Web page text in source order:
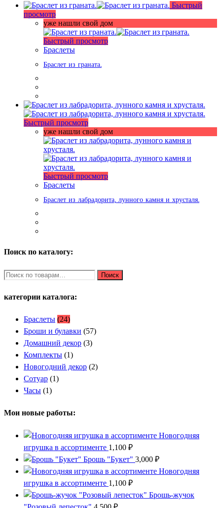
Быстрый
просмотр
уже нашли свой дом
Быстрый просмотр
Браслеты
Браслет из граната.
Быстрый просмотр
уже нашли свой дом
Быстрый просмотр
Браслеты
Браслет из лабрадорита, лунного камня и хрусталя.
Поиск по каталогу:
Искать: Поиск
категории каталога:
Браслеты (24)
Броши и булавки (57)
Домашний декор (3)
Комплекты (1)
Новогодний декор (2)
Сотуар (1)
Часы (1)
Мои новые работы:
Новогодняя
игрушка в ассортименте 1,100 ₽
Брошь "Букет" 3,000 ₽
Новогодняя
игрушка в ассортименте 1,100 ₽
Брошь-жучок